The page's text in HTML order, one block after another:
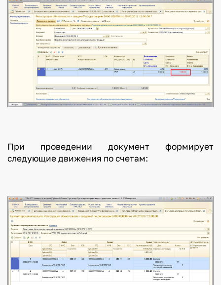
При проведении документ формирует
следующие движения по счетам: